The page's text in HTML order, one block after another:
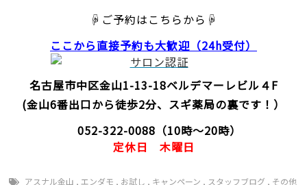
☟ご予約はこちらから☟
ここから直接予約も大歓迎（24h受付）
名古屋市中区金山1-13-18ベルデマーレビル４F
(金山6番出口から徒歩2分、スギ薬局の裏です！）
052-322-0088 （10時～20時）
定休日
木曜日
アスナル金山 ,エンダモ , お試し , キャンペーン , スタッフブログ , その他